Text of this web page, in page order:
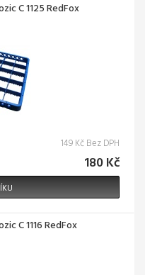
C 1125 RedFox
149 Kč Bez DPH
180 Kč
C 1116 RedFox